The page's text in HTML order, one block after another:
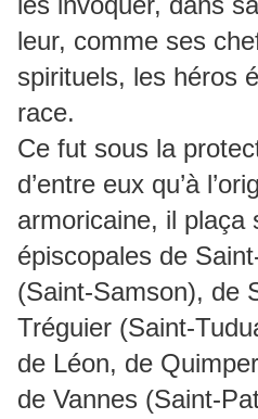
leur, comme ses
spirituels, les héros
race.
Ce fut sous la
d’entre eux qu’à
armoricaine, il plaça
épiscopales de
(Saint-Samson), de
Tréguier (Saint-
de Léon, de
de Vannes (Saint-